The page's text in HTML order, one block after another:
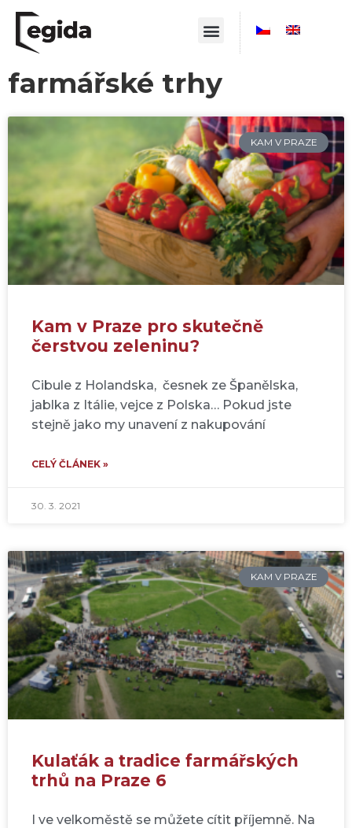
farmářské trhy
KAM V PRAZE
Kam v Praze pro skutečně
čerstvou zeleninu?
Cibule z Holandska, česnek ze Španělska,
jablka z Itálie, vejce z Polska… Pokud jste
stejně jako my unavení z nakupování
CELÝ ČLÁNEK »
30. 3. 2021
KAM V PRAZE
Kulaťák a tradice farmářských
trhů na Praze 6
I ve velkoměstě se můžete cítit příjemně. Na